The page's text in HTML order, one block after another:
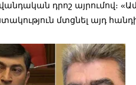
դրոշ այրումով։
մտցնել այդ